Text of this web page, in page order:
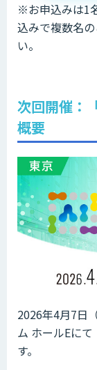
※お申込みは1
込みで複数名
い。
次回開催：
概要
2026年4月7日
ム ホールEに
す。